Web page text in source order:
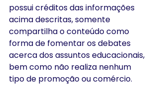
possui créditos das informações
acima descritas, somente
compartilha o conteúdo como
forma de fomentar os debates
acerca dos assuntos educacionais,
bem como não realiza nenhum
tipo de promoção ou comércio.